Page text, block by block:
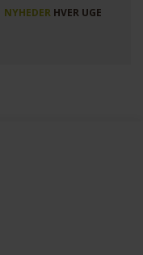
NYHEDERHVER UGE